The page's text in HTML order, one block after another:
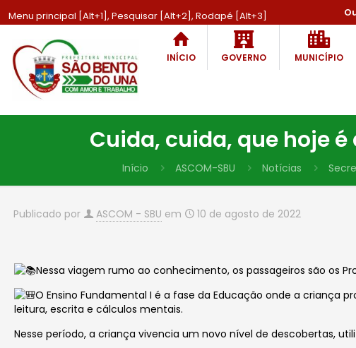
Menu principal [Alt+1], Pesquisar [Alt+2], Rodapé [Alt+3]
INÍCIO GOVERNO MUNICÍPIO
Cuida, cuida, que hoje
Início ASCOM-SBU Notícias
Publicado por ASCOM - SBU em 10 de agosto de 2022
Nessa viagem rumo ao conhecimento, os passageiros são os
O Ensino Fundamental I é a fase da Educação onde a criança
leitura, escrita e cálculos mentais.
Nesse período, a criança vivencia um novo nível de descobertas,